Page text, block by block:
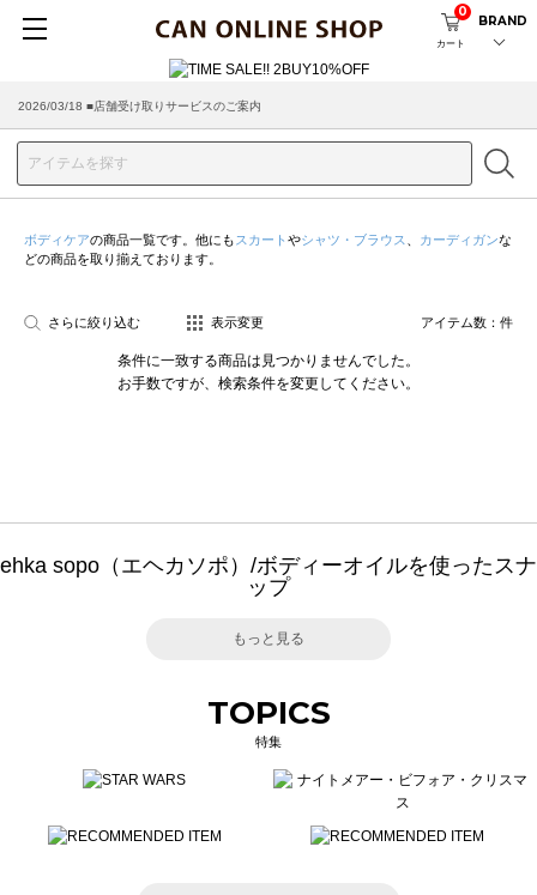
カート
0
BRAND
2026/03/18 ■店舗受け取りサービスのご案内
ボディケアの商品一覧です。他にも スカート やシャツ・ブラウス カーディガンな
どの商品を取り揃えております。
さらに絞り込む 表示変更 アイテム数： 件
条件に一致する商品は見つかりませんでした。
お手数ですが、検索条件を変更してください。
ehka sopo（エヘカソポ）/ボディーオイルを使ったスナ
ップ
もっと見る
TOPICS
特集